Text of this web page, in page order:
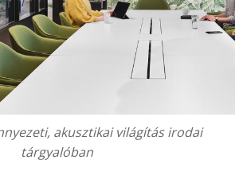
akusztikai világítás irodai
tárgyalóban